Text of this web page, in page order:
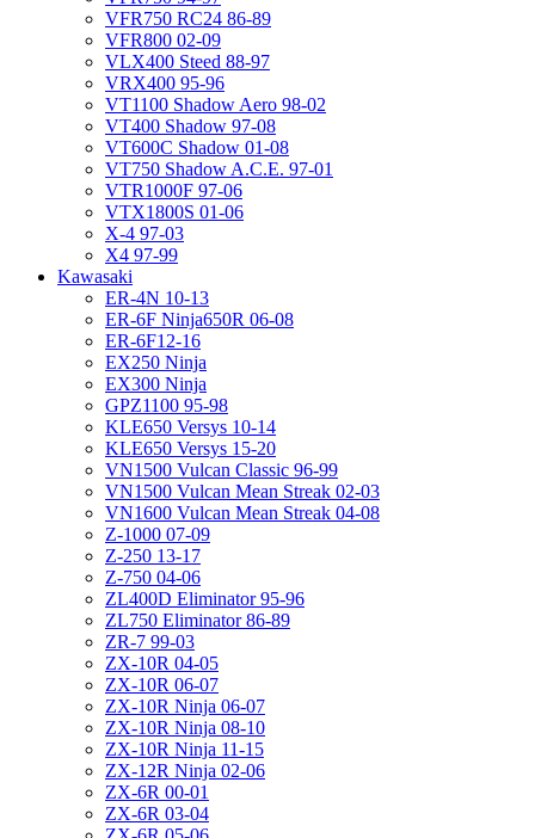
VFR750 RC24 86-89
VFR800 02-09
VLX400 Steed 88-97
VRX400 95-96
VT1100 Shadow Aero 98-02
VT400 Shadow 97-08
VT600C Shadow 01-08
VT750 Shadow A.C.E. 97-01
VTR1000F 97-06
VTX1800S 01-06
X-4 97-03
X4 97-99
Kawasaki
ER-4N 10-13
ER-6F Ninja650R 06-08
ER-6F12-16
EX250 Ninja
EX300 Ninja
GPZ1100 95-98
KLE650 Versys 10-14
KLE650 Versys 15-20
VN1500 Vulcan Classic 96-99
VN1500 Vulcan Mean Streak 02-03
VN1600 Vulcan Mean Streak 04-08
Z-1000 07-09
Z-250 13-17
Z-750 04-06
ZL400D Eliminator 95-96
ZL750 Eliminator 86-89
ZR-7 99-03
ZX-10R 04-05
ZX-10R 06-07
ZX-10R Ninja 06-07
ZX-10R Ninja 08-10
ZX-10R Ninja 11-15
ZX-12R Ninja 02-06
ZX-6R 00-01
ZX-6R 03-04